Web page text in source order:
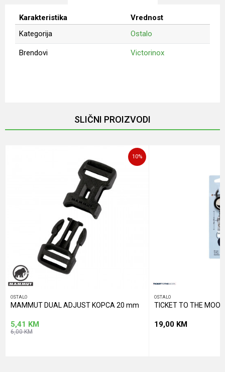
Karakteristika
Vrednost
Kategorija
Ostalo
Brendovi Victorinox
SLIČNI PROIZVODI
10%
OSTALO
MAMMUT DUAL ADJUST KOPCA 20 mm
5,41 KM
6,00KM
OSTALO
TICKET TO THE
19,00 KM